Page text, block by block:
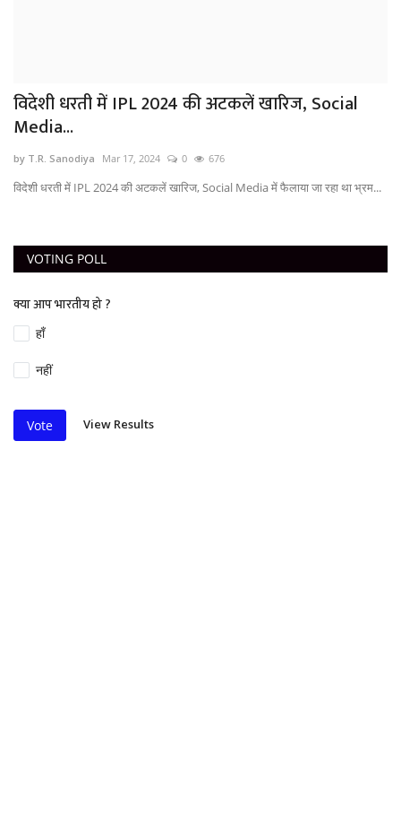
विदेशी धरती में IPL 2024 की अटकलें खारिज, Social
Media...
by T.R. Sanodiya Mar 17, 2024 0 676
विदेशी धरती में IPL 2024 की अटकलें खारिज, Social Media में फैलाया जा रहा था भ्रम...
VOTING POLL
क्या आप भारतीय हो ?
हाँ
नहीं
Vote View Results